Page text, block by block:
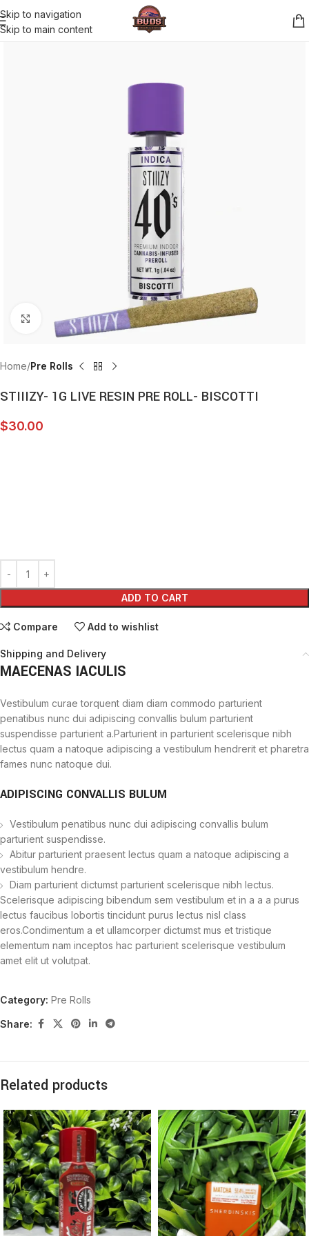
Skip to navigation
Skip to main content
Click to enlarge
Home Pre Rolls
STIIIZY- 1G LIVE RESIN PRE ROLL- BISCOTTI
$30.00
ADD TO CART
Compare Add to wishlist
Shipping and Delivery
MAECENAS IACULIS
Vestibulum curae torquent diam diam commodo parturient
penatibus nunc dui adipiscing convallis bulum parturient
suspendisse parturient a.Parturient in parturient scelerisque nibh
lectus quam a natoque adipiscing a vestibulum hendrerit et pharetra
fames nunc natoque dui.
ADIPISCING CONVALLIS BULUM
Vestibulum penatibus nunc dui adipiscing convallis bulum
parturient suspendisse.
Abitur parturient praesent lectus quam a natoque adipiscing a
vestibulum hendre.
Diam parturient dictumst parturient scelerisque nibh lectus.
Scelerisque adipiscing bibendum sem vestibulum et in a a a purus
lectus faucibus lobortis tincidunt purus lectus nisl class
eros.Condimentum a et ullamcorper dictumst mus et tristique
elementum nam inceptos hac parturient scelerisque vestibulum
amet elit ut volutpat.
Category: Pre Rolls
Share:
Related products